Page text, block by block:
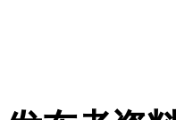
夏日